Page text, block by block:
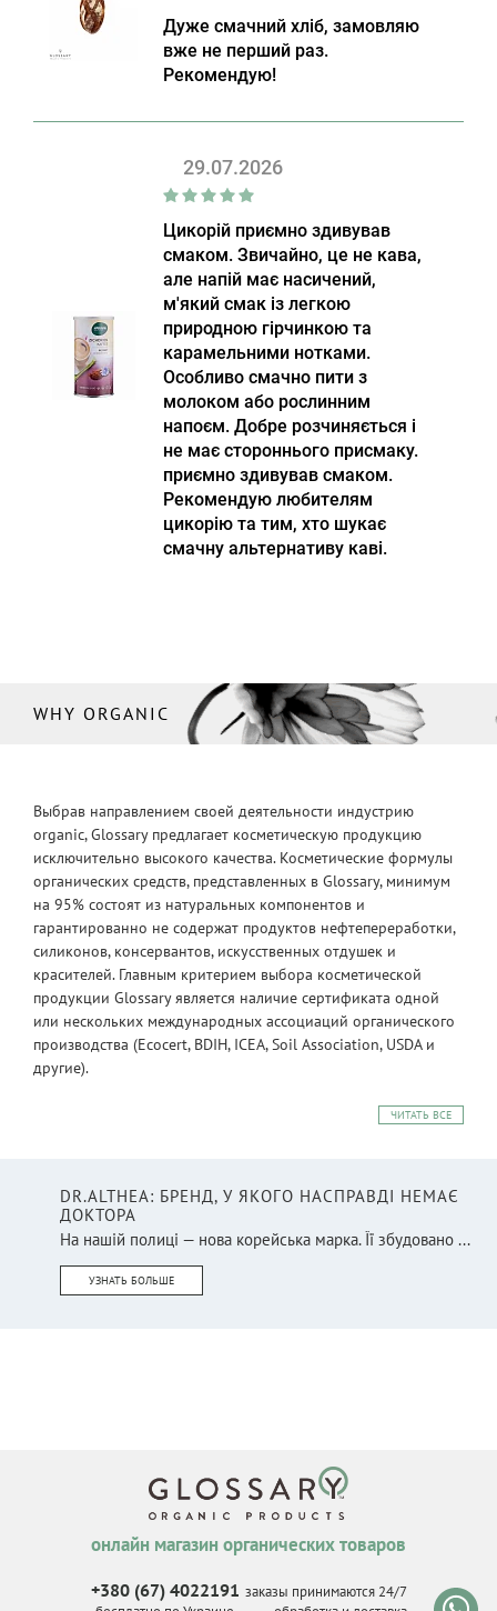
Дуже смачний хліб, замовляю
вже не перший раз.
Рекомендую!
29.07.2026
Цикорій приємно здивував
смаком. Звичайно, це не кава,
але напій має насичений,
м'який смак із легкою
природною гірчинкою та
карамельними нотками.
Особливо смачно пити з
молоком або рослинним
напоєм. Добре розчиняється і
не має стороннього присмаку.
приємно здивував смаком.
Рекомендую любителям
цикорію та тим, хто шукає
смачну альтернативу каві.
WHY ORGANIC
Выбрав направлением своей деятельности индустрию
organic, Glossary предлагает косметическую продукцию
исключительно высокого качества. Косметические формулы
органических средств, представленных в Glossary, минимум
на 95% состоят из натуральных компонентов и
гарантированно не содержат продуктов нефтепереработки,
силиконов, консервантов, искусственных отдушек и
красителей. Главным критерием выбора косметической
продукции Glossary является наличие сертификата одной
или нескольких международных ассоциаций органического
производства (Ecocert, BDIH, ICEA, Soil Association, USDA и
другие).
ЧИТАТЬ ВСЕ
DR.ALTHEA: БРЕНД, У ЯКОГО НАСПРАВДІ НЕМАЄ
ДОКТОРА
На нашій полиці — нова корейська марка. Її збудовано ...
УЗНАТЬ БОЛЬШЕ
онлайн магазин органических товаров
+380 (67) 4022191 заказы принимаются 24/7